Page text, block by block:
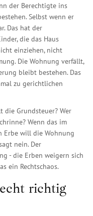
der Berechtigte ins
Selbst wenn er
Das hat der
die das Haus
einziehen, nicht
Die Wohnung verfällt,
bleibt bestehen. Das
zu gerichtlichen
die Grundsteuer? Wer
Wenn das im
Erbe will die Wohnung
nein. Der
- die Erben weigern sich
ein Rechtschaos.
richtig